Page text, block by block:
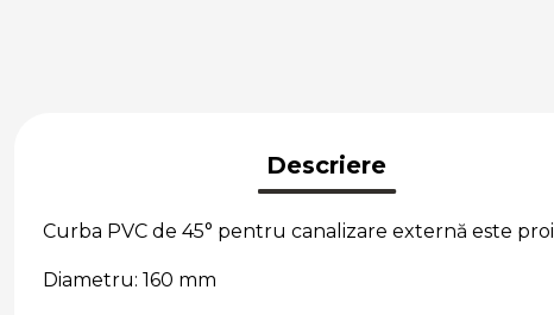
Descriere
Curba PVC de 45° pentru canalizare externă este
Diametru: 160 mm